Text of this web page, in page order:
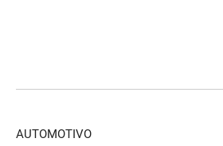
AUTOMOTIVO